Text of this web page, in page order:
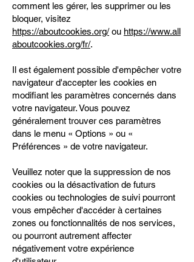
comment les gérer, les supprimer ou les
bloquer, visitez
https://aboutcookies.org/ ou https://www.all
aboutcookies.org/fr/.
Il est également possible d'empêcher votre
navigateur d'accepter les cookies en
modifiant les paramètres concernés dans
votre navigateur. Vous pouvez
généralement trouver ces paramètres
dans le menu « Options » ou «
Préférences » de votre navigateur.
Veuillez noter que la suppression de nos
cookies ou la désactivation de futurs
cookies ou technologies de suivi pourront
vous empêcher d'accéder à certaines
zones ou fonctionnalités de nos services,
ou pourront autrement affecter
négativement votre expérience